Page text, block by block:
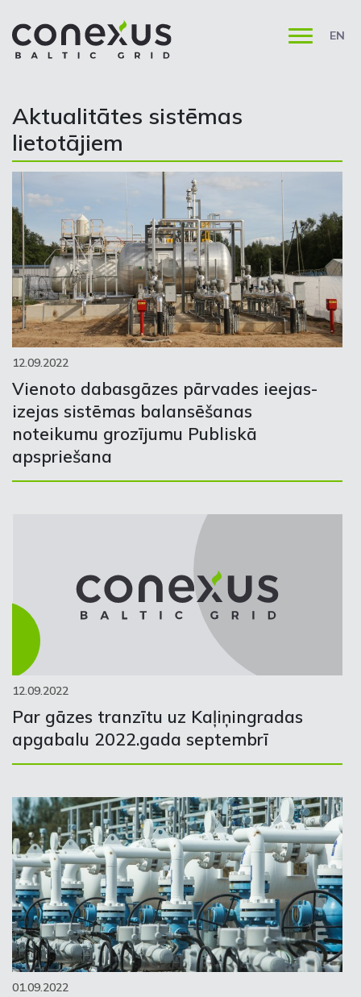
EN
Aktualitātes sistēmas
lietotājiem
12.09.2022
Vienoto dabasgāzes pārvades ieejas-
izejas sistēmas balansēšanas
noteikumu grozījumu Publiskā
apspriešana
12.09.2022
Par gāzes tranzītu uz Kaļiņingradas
apgabalu 2022.gada septembrī
01.09.2022